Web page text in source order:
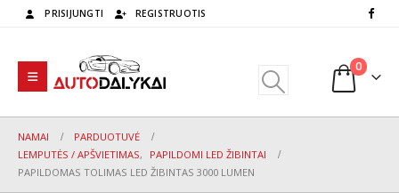
PRISIJUNGTI REGISTRUOTIS
0
NAMAI
PARDUOTUVĖ
LEMPUTĖS / APŠVIETIMAS,
PAPILDOMI LED ŽIBINTAI
PAPILDOMAS TOLIMAS LED ŽIBINTAS 3000 LUMEN